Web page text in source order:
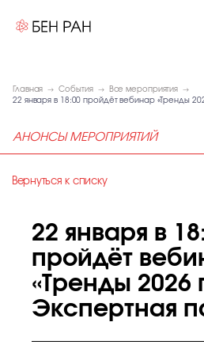
Главная События
Все мероприятия
22 января в 18:00 пройдёт вебинар «Тренды
АНОНСЫ МЕРОПРИЯТИЙ
Вернуться к списку
22 января в
пройдёт
«Тренды 2026
Экспертная